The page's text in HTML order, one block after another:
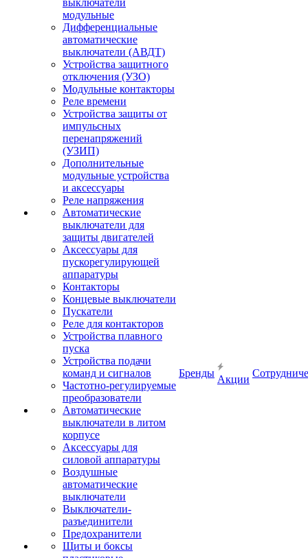
выключатели
модульные
Дифференциальные
автоматические
выключатели (АВДТ)
Устройства защитного
отключения (УЗО)
Модульные контакторы
Реле времени
Устройства защиты от
импульсных
перенапряжений
(УЗИП)
Дополнительные
модульные устройства
и аксессуары
Реле напряжения
Автоматические
выключатели для
защиты двигателей
Аксессуары для
пускорегулирующей
аппаратуры
Контакторы
Концевые выключатели
Пускатели
Реле для контакторов
Устройства плавного
пуска
Устройства подачи
команд и сигналов
Частотно-регулируемые
преобразователи
Автоматические
выключатели в литом
корпусе
Аксессуары для
силовой аппаратуры
Воздушные
автоматические
выключатели
Выключатели-
разъединители
Предохранители
Щиты и боксы
Бренды
Акции